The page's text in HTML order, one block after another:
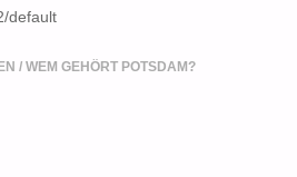
default
/ WEM GEHÖRT POTSDAM?